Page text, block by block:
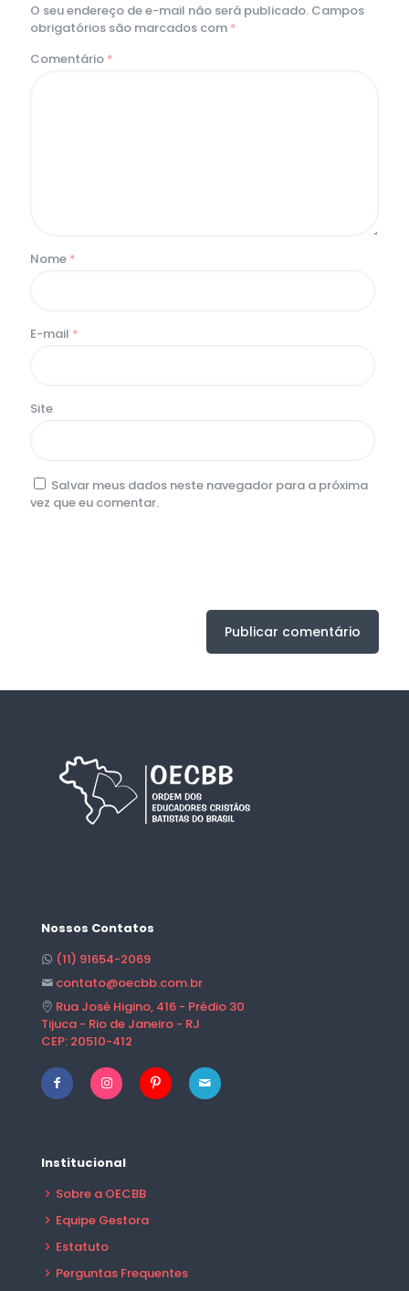
O seu endereço de e-mail não será publicado. Campos
obrigatórios são marcados com *
Comentário *
Nome *
E-mail *
Site
Salvar meus dados neste navegador para a próxima
vez que eu comentar.
Nossos Contatos
(11) 91654-2069
contato@oecbb.com.br
Rua José Higino, 416 - Prédio 30
Tijuca - Rio de Janeiro - RJ
CEP: 20510-412
Institucional
Sobre a OECBB
Equipe Gestora
Estatuto
Perguntas Frequentes